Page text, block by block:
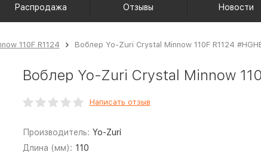
Распродажа Отзывы Новости
110F R1124 Воблер Yo-Zuri Crystal Minnow 110F R1124
Воблер Yo-Zuri Crystal Minnow
Написать отзыв
Производитель: Yo-Zuri
Длина (мм): 110